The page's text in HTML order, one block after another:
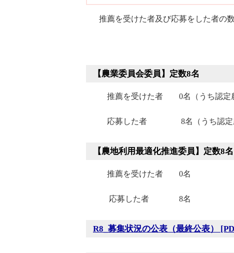
推薦を受けた者及び応募をした者の
【農業委員会委員】定数8名
推薦を受けた者 0名（うち認定農
応募した者 8名（うち認定農業
【農地利用最適化推進委員】定数8名
推薦を受けた者 0名
応募した者 8名
R8_募集状況の公表（最終公表）